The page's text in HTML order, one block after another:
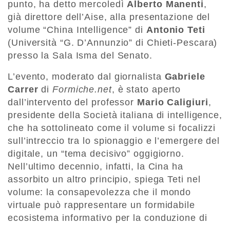
punto, ha detto mercoledìAlberto Manenti,
già direttore dell’Aise, alla presentazione del
volume “China Intelligence” di Antonio Teti
(Università “G. D’Annunzio” di Chieti-Pescara)
presso la Sala Isma del Senato.
L’evento, moderato dal giornalista Gabriele
Carrer diFormiche.net, è stato aperto
dall’intervento del professor Mario Caligiuri,
presidente della Società italiana di intelligence,
che ha sottolineato come il volume si focalizzi
sull’intreccio tra lo spionaggio e l’emergere del
digitale, un “tema decisivo” oggigiorno.
Nell’ultimo decennio, infatti, la Cina ha
assorbito un altro principio, spiega Teti nel
volume: la consapevolezza che il mondo
virtuale può rappresentare un formidabile
ecosistema informativo per la conduzione di